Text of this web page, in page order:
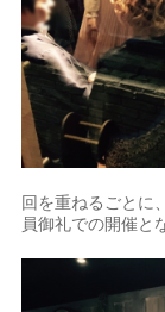
回を重ねるごとに
員御礼での開催と